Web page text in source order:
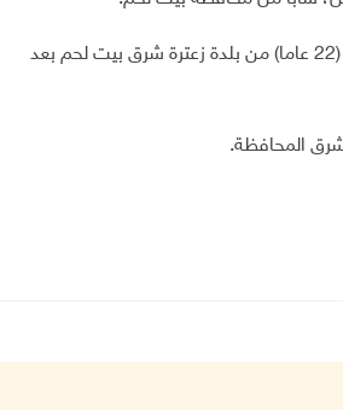
وأفاد مصدر أمني لـ"وفا"، بأن قوات الاحتلال اعتقلت الشاب يوسف القرنة (22 عاما) من بلدة زعترة شرق بيت لحم بعد
شرق المحافظة.